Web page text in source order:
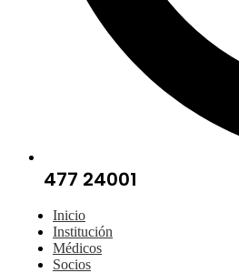
477 24001
Inicio
Institución
Médicos
Socios